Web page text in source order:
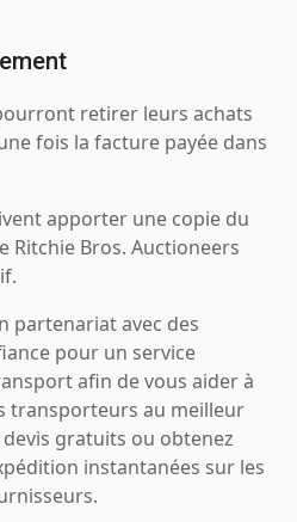
retirer leurs achats
fois la facture payée dans
apporter une copie du
Ritchie Bros. Auctioneers
partenariat avec des
pour un service
afin de vous aider à
transporteurs au meilleur
gratuits ou obtenez
instantanées sur les